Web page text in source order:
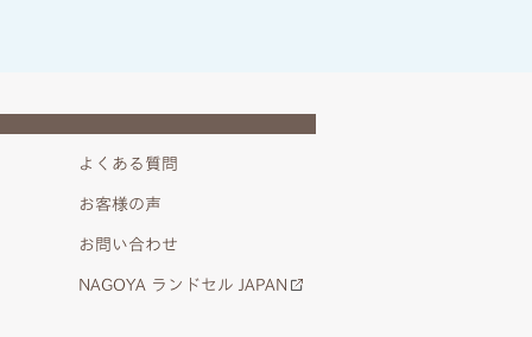
よくある質問
お客様の声
お問い合わせ
NAGOYA ランドセル JAPAN